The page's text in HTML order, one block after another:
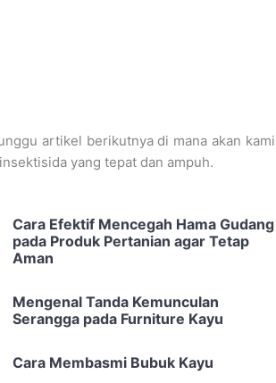
artikel berikutnya di mana akan kami
yang tepat dan ampuh.
Cara Efektif Mencegah Hama Gudang
pada Produk Pertanian agar Tetap
Aman
Mengenal Tanda Kemunculan
Serangga pada Furniture Kayu
Cara Membasmi Bubuk Kayu